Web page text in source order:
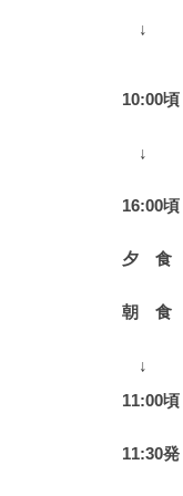
↓
10:00頃
↓
16:00頃
夕 食
朝 食
↓
11:00頃
11:30発